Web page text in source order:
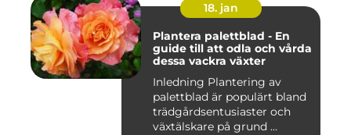
18. jan
Plantera palettblad - En
guide till att odla och vårda
dessa vackra växter
Inledning Plantering av
palettblad är populärt bland
trädgårdsentusiaster och
växtälskare på grund ...